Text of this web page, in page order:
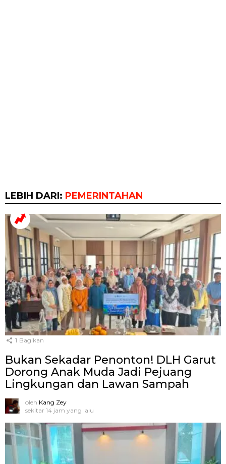
LEBIH DARI: PEMERINTAHAN
1 Bagikan
Bukan Sekadar Penonton! DLH Garut
Dorong Anak Muda Jadi Pejuang
Lingkungan dan Lawan Sampah
oleh Kang Zey
sekitar 14 jam yang lalu